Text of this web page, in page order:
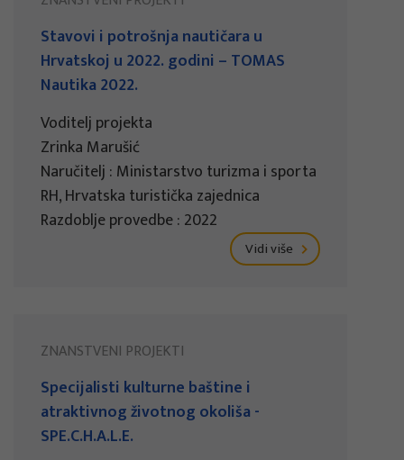
Stavovi i potrošnja nautičara u
Hrvatskoj u 2022. godini – TOMAS
Nautika 2022.
Voditelj projekta
Zrinka Marušić
Naručitelj : Ministarstvo turizma i sporta
RH, Hrvatska turistička zajednica
Razdoblje provedbe : 2022
Vidi više
ZNANSTVENI PROJEKTI
Specijalisti kulturne baštine i
atraktivnog životnog okoliša -
SPE.C.H.A.L.E.